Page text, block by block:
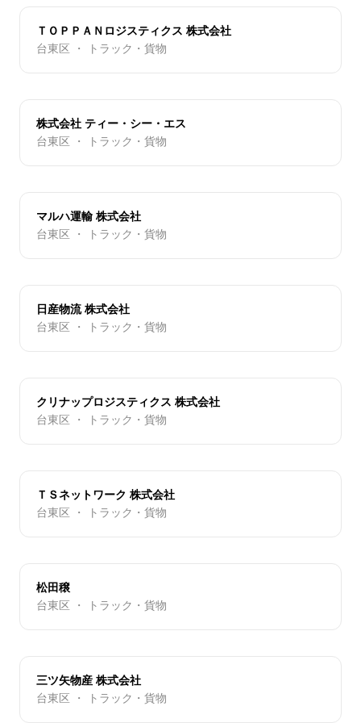
ＴＯＰＰＡＮロジスティクス 株式会社
台東区 ・ トラック・貨物
株式会社 ティー・シー・エス
台東区 ・ トラック・貨物
マルハ運輸 株式会社
台東区 ・ トラック・貨物
日産物流 株式会社
台東区 ・ トラック・貨物
クリナップロジスティクス 株式会社
台東区 ・ トラック・貨物
ＴＳネットワーク 株式会社
台東区 ・ トラック・貨物
松田穣
台東区 ・ トラック・貨物
三ツ矢物産 株式会社
台東区 ・ トラック・貨物